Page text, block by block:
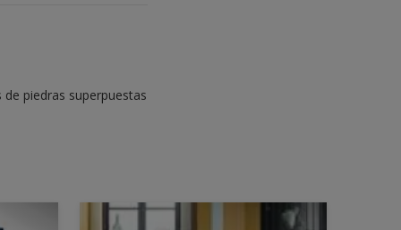
piedras superpuestas